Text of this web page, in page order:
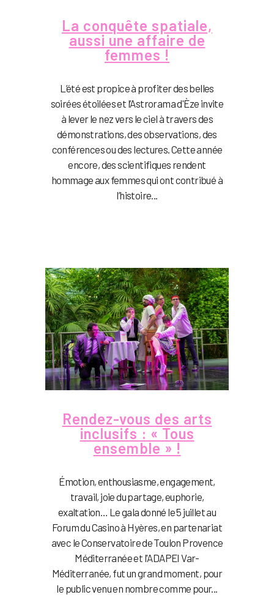
La conquête spatiale,
aussi une affaire de
femmes !
L’été est propice à profiter des belles
soirées étoilées et l’Astrorama d'Èze invite
à lever le nez vers le ciel à travers des
démonstrations, des observations, des
conférences ou des lectures. Cette année
encore, des scientifiques rendent
hommage aux femmes qui ont contribué à
l’histoire...
Rendez-vous des arts
inclusifs : « Tous
ensemble » !
Émotion, enthousiasme, engagement,
travail, joie du partage, euphorie,
exaltation… Le gala donné le 5 juillet au
Forum du Casino à Hyères, en partenariat
avec le Conservatoire de Toulon Provence
Méditerranée et l'ADAPEI Var-
Méditerranée, fut un grand moment, pour
le public venu en nombre comme pour...